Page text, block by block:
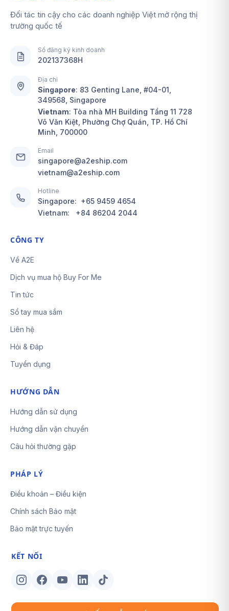
Đối tác tin cậy cho các doanh nghiệp Việt mở rộng thị
trường quốc tế
Số đăng ký kinh doanh
202137368H
Địa chỉ
Singapore: 83 Genting Lane, #04-01,
349568, Singapore
Vietnam: Tòa nhà MH Building Tầng 11 728
Võ Văn Kiệt, Phường Chợ Quán, TP. Hồ Chí
Minh, 700000
Email
singapore@a2eship.com
vietnam@a2eship.com
Hotline
Singapore: +65 9459 4654
Vietnam: +84 86204 2044
CÔNG TY
Về A2E
Dịch vụ mua hộ Buy For Me
Tin tức
Sổ tay mua sắm
Liên hệ
Hỏi & Đáp
Tuyển dụng
HƯỚNG DẪN
Hướng dẫn sử dụng
Hướng dẫn vận chuyển
Câu hỏi thường gặp
PHÁP LÝ
Điều khoản – Điều kiện
Chính sách Bảo mật
Bảo mật trực tuyến
KẾT NỐI